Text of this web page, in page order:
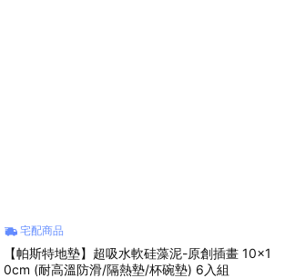
宅配商品
【帕斯特地墊】超吸水軟硅藻泥-原創插畫 10x1
0cm (耐高溫防滑/隔熱墊/杯碗墊) 6入組